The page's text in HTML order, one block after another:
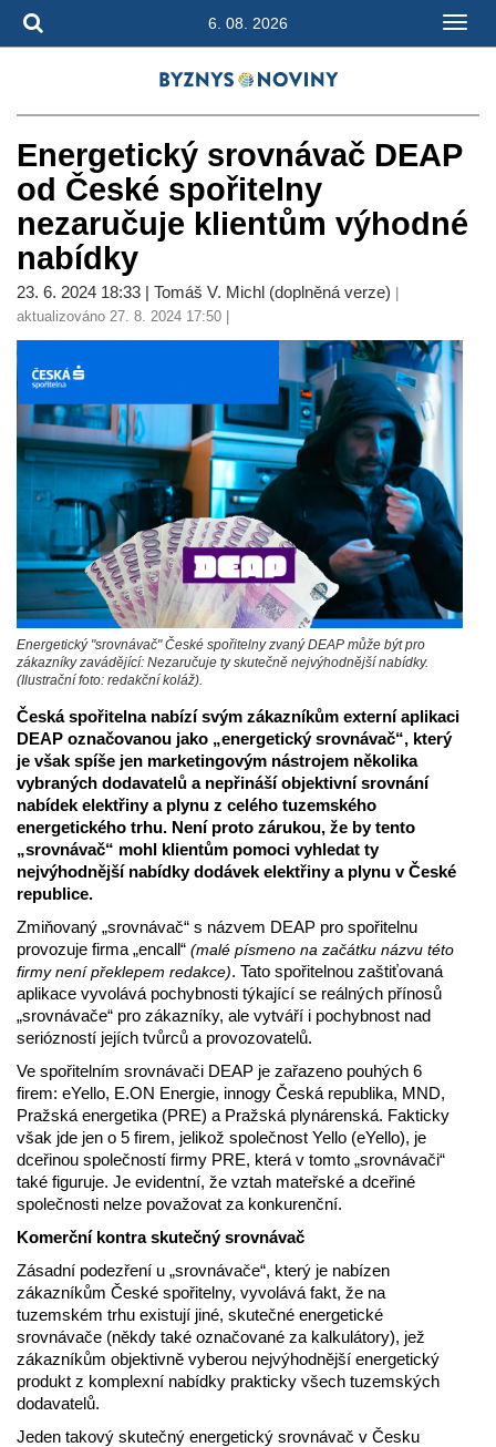
6. 08. 2026
Energetický srovnávač DEAP
od České spořitelny
nezaručuje klientům výhodné
nabídky
23. 6. 2024 18:33 | Tomáš V. Michl (doplněná verze)
aktualizováno 27. 8. 2024 17:50 |
Energetický "srovnávač" České spořitelny zvaný DEAP může být pro
zákazníky zavádějící: Nezaručuje ty skutečně nejvýhodnější nabídky.
(Ilustrační foto: redakční koláž).
Česká spořitelna nabízí svým zákazníkům externí aplikaci
DEAP označovanou jako „energetický srovnávač“, který
je však spíše jen marketingovým nástrojem několika
vybraných dodavatelů a nepřináší objektivní srovnání
nabídek elektřiny a plynu z celého tuzemského
energetického trhu. Není proto zárukou, že by tento
„srovnávač“ mohl klientům pomoci vyhledat ty
nejvýhodnější nabídky dodávek elektřiny a plynu v České
republice.
Zmiňovaný „srovnávač“ s názvem DEAP pro spořitelnu
provozuje firma „encall“ (malé písmeno na začátku názvu této
firmy není překlepem redakce). Tato spořitelnou zaštiťovaná
aplikace vyvolává pochybnosti týkající se reálných přínosů
„srovnávače“ pro zákazníky, ale vytváří i pochybnost nad
seriózností jejích tvůrců a provozovatelů.
Ve spořitelním srovnávači DEAP je zařazeno pouhých 6
firem: eYello, E.ON Energie, innogy Česká republika, MND,
Pražská energetika (PRE) a Pražská plynárenská. Fakticky
však jde jen o 5 firem, jelikož společnost Yello (eYello), je
dceřinou společností firmy PRE, která v tomto „srovnávači“
také figuruje. Je evidentní, že vztah mateřské a dceřiné
společnosti nelze považovat za konkurenční.
Komerční kontra skutečný srovnávač
Zásadní podezření u „srovnávače“, který je nabízen
zákazníkům České spořitelny, vyvolává fakt, že na
tuzemském trhu existují jiné, skutečné energetické
srovnávače (někdy také označované za kalkulátory), jež
zákazníkům objektivně vyberou nejvýhodnější energetický
produkt z komplexní nabídky prakticky všech tuzemských
dodavatelů.
Jeden takový skutečný energetický srovnávač v Česku